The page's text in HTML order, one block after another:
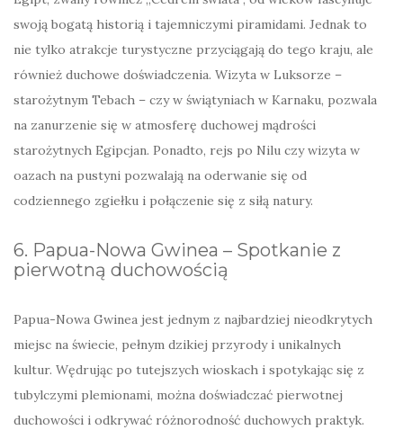
swoją bogatą historią i tajemniczymi piramidami. Jednak to
nie tylko atrakcje turystyczne przyciągają do tego kraju, ale
również duchowe doświadczenia. Wizyta w Luksorze –
starożytnym Tebach – czy w świątyniach w Karnaku, pozwala
na zanurzenie się w atmosferę duchowej mądrości
starożytnych Egipcjan. Ponadto, rejs po Nilu czy wizyta w
oazach na pustyni pozwalają na oderwanie się od
codziennego zgiełku i połączenie się z siłą natury.
6. Papua-Nowa Gwinea – Spotkanie z
pierwotną duchowością
Papua-Nowa Gwinea jest jednym z najbardziej nieodkrytych
miejsc na świecie, pełnym dzikiej przyrody i unikalnych
kultur. Wędrując po tutejszych wioskach i spotykając się z
tubylczymi plemionami, można doświadczać pierwotnej
duchowości i odkrywać różnorodność duchowych praktyk.